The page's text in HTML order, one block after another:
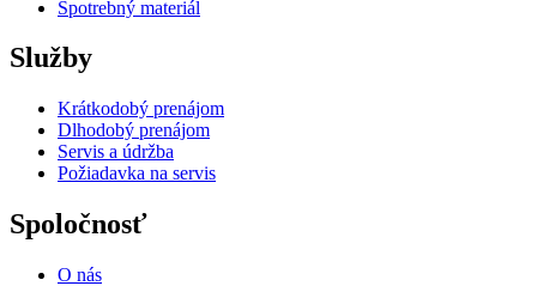
Spotrebný materiál
Služby
Krátkodobý prenájom
Dlhodobý prenájom
Servis a údržba
Požiadavka na servis
Spoločnosť
O nás